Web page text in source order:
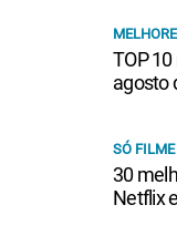
TOP
agosto
SÓ
30
Netflix